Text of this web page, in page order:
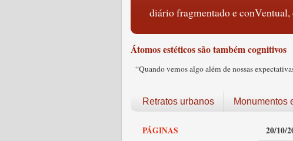
diário fragmentado e
Átomos estéticos são também cognitivos
“Quando vemos algo além de nossas
Retratos urbanos Monumentos
20/10/
PÁGINAS